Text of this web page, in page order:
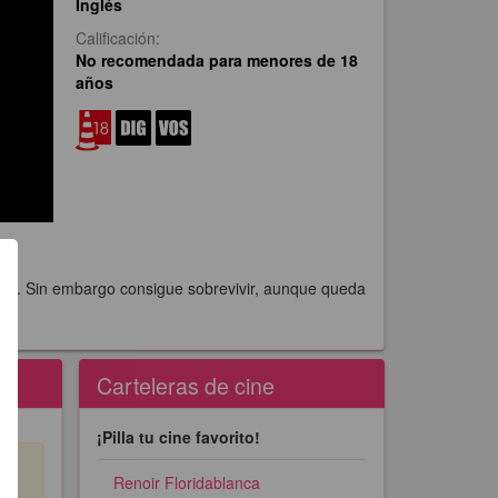
Calificación:
No recomendada para menores de 18
años
. Sin embargo consigue sobrevivir, aunque queda
Carteleras de cine
¡Pilla tu cine favorito!
Renoir Floridablanca